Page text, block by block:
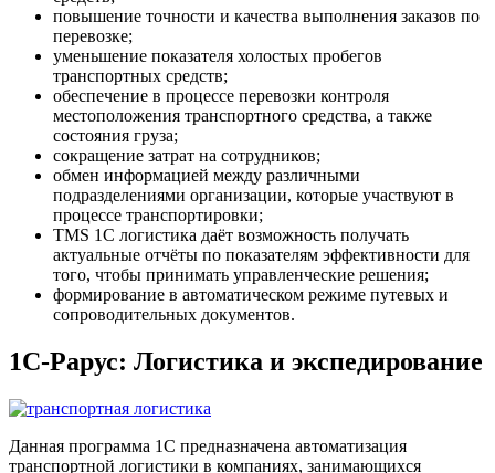
повышение точности и качества выполнения заказов по
перевозке;
уменьшение показателя холостых пробегов
транспортных средств;
обеспечение в процессе перевозки контроля
местоположения транспортного средства, а также
состояния груза;
сокращение затрат на сотрудников;
обмен информацией между различными
подразделениями организации, которые участвуют в
процессе транспортировки;
TMS 1С логистика даёт возможность получать
актуальные отчёты по показателям эффективности для
того, чтобы принимать управленческие решения;
формирование в автоматическом режиме путевых и
сопроводительных документов.
1С-Рарус: Логистика и экспедирование
Данная программа 1С предназначена автоматизация
транспортной логистики в компаниях, занимающихся